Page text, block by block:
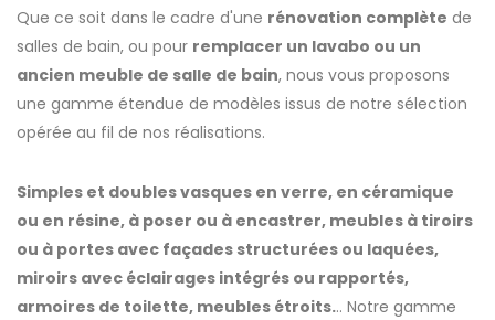
Que ce soit dans le cadre d'une rénovation complète de
salles de bain, ou pour remplacer un lavabo ou un
ancien meuble de salle de bain, nous vous proposons
une gamme étendue de modèles issus de notre sélection
opérée au fil de nos réalisations.
Simples et doubles vasques en verre, en céramique
ou en résine, à poser ou à encastrer, meubles à tiroirs
ou à portes avec façades structurées ou laquées,
miroirs avec éclairages intégrés ou rapportés,
armoires de toilette, meubles étroits... Notre gamme